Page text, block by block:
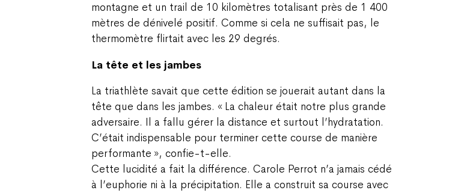
montagne et un trail de 10 kilomètres totalisant près de 1 400
mètres de dénivelé positif. Comme si cela ne suffisait pas, le
thermomètre flirtait avec les 29 degrés.
La tête et les jambes
La triathlète savait que cette édition se jouerait autant dans la
tête que dans les jambes. « La chaleur était notre plus grande
adversaire. Il a fallu gérer la distance et surtout l’hydratation.
C’était indispensable pour terminer cette course de manière
performante », confie-t-elle.
Cette lucidité a fait la différence. Carole Perrot n’a jamais cédé
à l’euphorie ni à la précipitation. Elle a construit sa course avec